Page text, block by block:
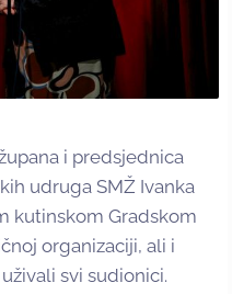
i predsjednica
udruga SMŽ Ivanka
kutinskom Gradskom
organizaciji, ali i
svi sudionici.